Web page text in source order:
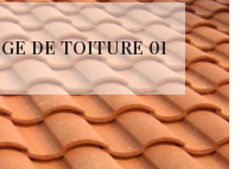
DE TOITURE 01